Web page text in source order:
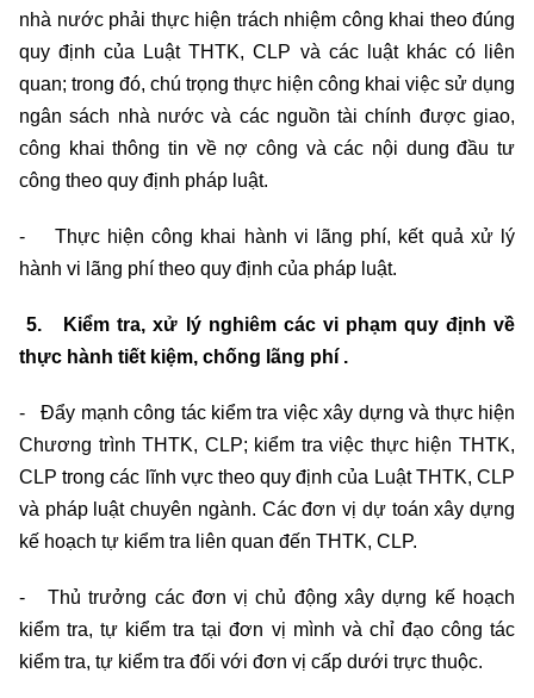
nhà nước phải thực hiện trách nhiệm công khai theo đúng
quy định của Luật THTK, CLP và các luật khác có liên
quan; trong đó, chú trọng thực hiện công khai việc sử dụng
ngân sách nhà nước và các nguồn tài chính được giao,
công khai thông tin về nợ công và các nội dung đầu tư
công theo quy định pháp luật.
- Thực hiện công khai hành vi lãng phí, kết quả xử lý
hành vi lãng phí theo quy định của pháp luật.
5. Kiểm tra, xử lý nghiêm các vi phạm quy định về
thực hành tiết kiệm, chống lãng phí .
- Đẩy mạnh công tác kiểm tra việc xây dựng và thực hiện
Chương trình THTK, CLP; kiểm tra việc thực hiện THTK,
CLP trong các lĩnh vực theo quy định của Luật THTK, CLP
và pháp luật chuyên ngành. Các đơn vị dự toán xây dựng
kế hoạch tự kiểm tra liên quan đến THTK, CLP.
- Thủ trưởng các đơn vị chủ động xây dựng kế hoạch
kiểm tra, tự kiểm tra tại đơn vị mình và chỉ đạo công tác
kiểm tra, tự kiểm tra đối với đơn vị cấp dưới trực thuộc.